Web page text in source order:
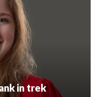
in trek